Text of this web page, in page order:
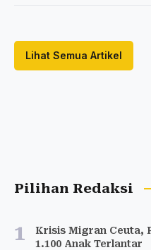
Lihat Semua Artikel
Pilihan Redaksi
1
Krisis Migran Ceuta,
1.100 Anak Terlantar